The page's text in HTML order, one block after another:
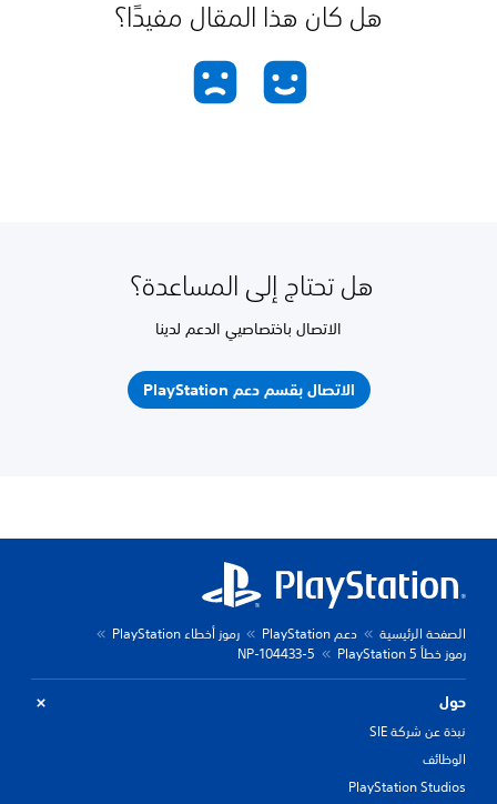
هل كان هذا المقال مفيدًا؟
هل تحتاج إلى المساعدة؟
الاتصال باختصاصيي الدعم لدينا
الاتصال بقسم دعم PlayStation
الصفحة الرئيسية دعم PlayStation
رموز أخطاء PlayStation
رموز خطأ PlayStation 5
NP-104433-5
حول
نبذة عن شركة SIE
الوظائف
PlayStation Studios